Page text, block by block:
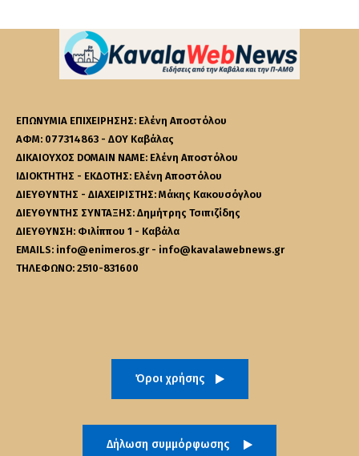
ΕΠΩΝΥΜΙΑ ΕΠΙΧΕΙΡΗΣΗΣ: Ελένη Αποστόλου
ΑΦΜ: 077314863 - ΔΟΥ Καβάλας
ΔΙΚΑΙΟΥΧΟΣ DOMAIN NAME: Ελένη Αποστόλου
ΙΔΙΟΚΤΗΤΗΣ - ΕΚΔΟΤΗΣ: Ελένη Αποστόλου
ΔΙΕΥΘΥΝΤΗΣ - ΔΙΑΧΕΙΡΙΣΤΗΣ: Μάκης Κακουσόγλου
ΔΙΕΥΘΥΝΤΗΣ ΣΥΝΤΑΞΗΣ: Δημήτρης Τσιπιζίδης
ΔΙΕΥΘΥΝΣΗ: Φιλίππου 1 - Καβάλα
EMAILS: info@enimeros.gr - info@kavalawebnews.gr
ΤΗΛΕΦΩΝΟ: 2510-831600
Όροι χρήσης
Δήλωση συμμόρφωσης